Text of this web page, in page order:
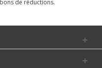
de réductions.